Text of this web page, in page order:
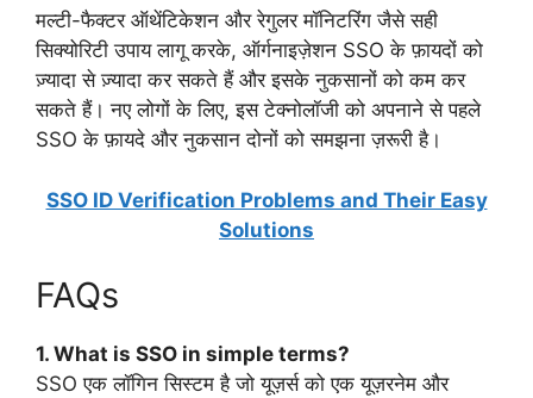
मल्टी-फैक्टर ऑथेंटिकेशन और रेगुलर मॉनिटरिंग जैसे सही
सिक्योरिटी उपाय लागू करके, ऑर्गनाइज़ेशन SSO के फ़ायदों को
ज़्यादा से ज़्यादा कर सकते हैं और इसके नुकसानों को कम कर
सकते हैं। नए लोगों के लिए, इस टेक्नोलॉजी को अपनाने से पहले
SSO के फ़ायदे और नुकसान दोनों को समझना ज़रूरी है।
SSO ID Verification Problems and Their Easy
Solutions
FAQs
1. What is SSO in simple terms?
SSO एक लॉगिन सिस्टम है जो यूज़र्स को एक यूज़रनेम और